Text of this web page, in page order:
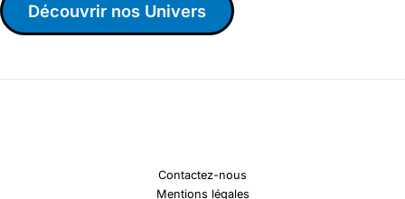
Découvrir nos Univers
Contactez-nous
Mentions légales